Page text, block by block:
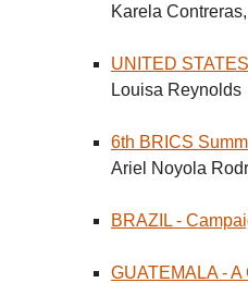
Karela
UNITED
Louisa Reynolds
6th BRICS
Ariel Noyola
BRAZIL -
GUATEMALA -